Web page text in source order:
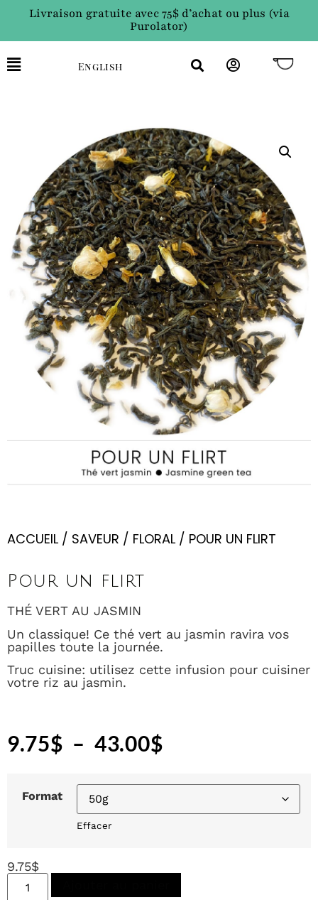
Livraison gratuite avec 75$ d’achat ou plus (via
Purolator)
English
ACCUEIL / SAVEUR / FLORAL / POUR UN FLIRT
Pour un flirt
THÉ VERT AU JASMIN
Un classique! Ce thé vert au jasmin ravira vos
papilles toute la journée.
Truc cuisine: utilisez cette infusion pour cuisiner
votre riz au jasmin.
9.75$ – 43.00$
Format
Effacer
9.75$